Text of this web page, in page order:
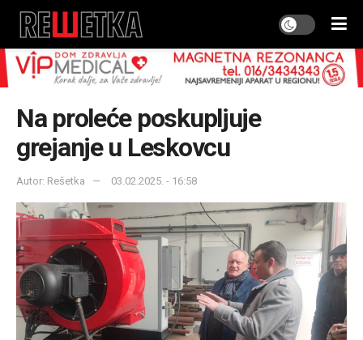
Na proleće poskupljuje
grejanje u Leskovcu
Autor: Rešetka 03.02.2025. - 16:58